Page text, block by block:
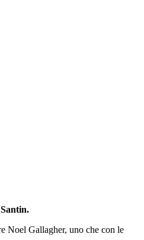
Noel Gallagher, uno che con le